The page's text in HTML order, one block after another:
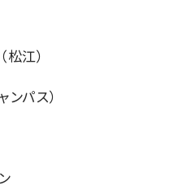
松江）
ンパス）